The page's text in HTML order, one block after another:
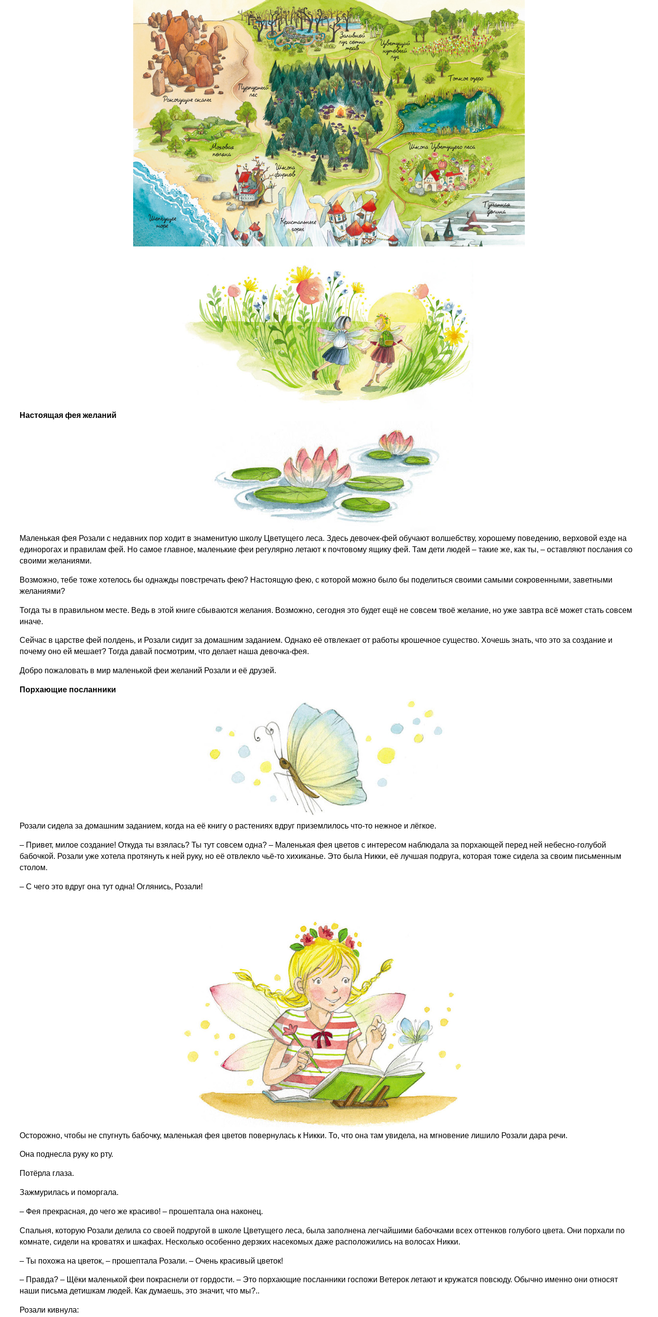
Настоящая фея желаний
Маленькая фея Розали с недавних пор ходит в знаменитую школу Цветущего леса. Здесь девочек-фей обучают волшебству, хорошему поведению, верховой езде на
единорогах и правилам фей. Но самое главное, маленькие феи регулярно летают к почтовому ящику фей. Там дети людей – такие же, как ты, – оставляют послания со
своими желаниями.
Возможно, тебе тоже хотелось бы однажды повстречать фею? Настоящую фею, с которой можно было бы поделиться своими самыми сокровенными, заветными
желаниями?
Тогда ты в правильном месте. Ведь в этой книге сбываются желания. Возможно, сегодня это будет ещё не совсем твоё желание, но уже завтра всё может стать совсем
иначе.
Сейчас в царстве фей полдень, и Розали сидит за домашним заданием. Однако её отвлекает от работы крошечное существо. Хочешь знать, что это за создание и
почему оно ей мешает? Тогда давай посмотрим, что делает наша девочка-фея.
Добро пожаловать в мир маленькой феи желаний Розали и её друзей.
Порхающие посланники
Розали сидела за домашним заданием, когда на её книгу о растениях вдруг приземлилось что-то нежное и лёгкое.
– Привет, милое создание! Откуда ты взялась? Ты тут совсем одна? – Маленькая фея цветов с интересом наблюдала за порхающей перед ней небесно-голубой
бабочкой. Розали уже хотела протянуть к ней руку, но её отвлекло чьё-то хихиканье. Это была Никки, её лучшая подруга, которая тоже сидела за своим письменным
столом.
– С чего это вдруг она тут одна! Оглянись, Розали!
Осторожно, чтобы не спугнуть бабочку, маленькая фея цветов повернулась к Никки. То, что она там увидела, на мгновение лишило Розали дара речи.
Она поднесла руку ко рту.
Потёрла глаза.
Зажмурилась и поморгала.
– Фея прекрасная, до чего же красиво! – прошептала она наконец.
Спальня, которую Розали делила со своей подругой в школе Цветущего леса, была заполнена легчайшими бабочками всех оттенков голубого цвета. Они порхали по
комнате, сидели на кроватях и шкафах. Несколько особенно дерзких насекомых даже расположились на волосах Никки.
– Ты похожа на цветок, – прошептала Розали. – Очень красивый цветок!
– Правда? – Щёки маленькой феи покраснели от гордости. – Это порхающие посланники госпожи Ветерок летают и кружатся повсюду. Обычно именно они относят
наши письма детишкам людей. Как думаешь, это значит, что мы?..
Розали кивнула: